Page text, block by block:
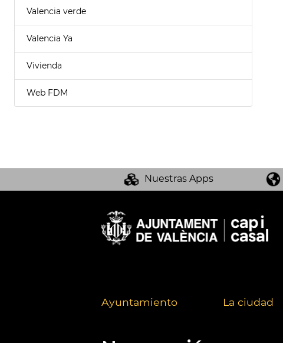
Valencia verde
Valencia Ya
Vivienda
Web FDM
Nuestras Apps
Ayuntamiento La ciudad